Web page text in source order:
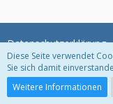
Datenschutzerklärung
Diese Seite verwendet
Sie sich damit
Weitere Informationen